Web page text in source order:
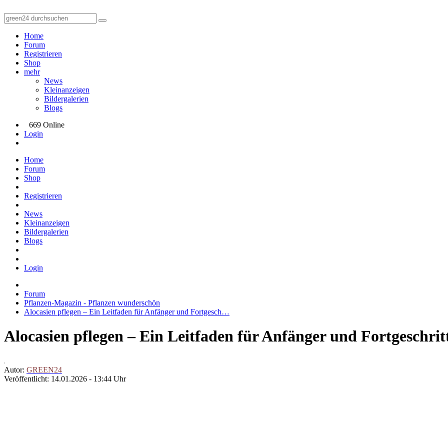
Home
Forum
Registrieren
Shop
mehr
News
Kleinanzeigen
Bildergalerien
Blogs
669 Online
Login
Home
Forum
Shop
Registrieren
News
Kleinanzeigen
Bildergalerien
Blogs
Login
Forum
Pflanzen-Magazin - Pflanzen wunderschön
Alocasien pflegen – Ein Leitfaden für Anfänger und Fortgesch…
Alocasien pflegen – Ein Leitfaden für Anfänger und
Autor: GREEN24
Veröffentlicht: 14.01.2026 - 13:44 Uhr